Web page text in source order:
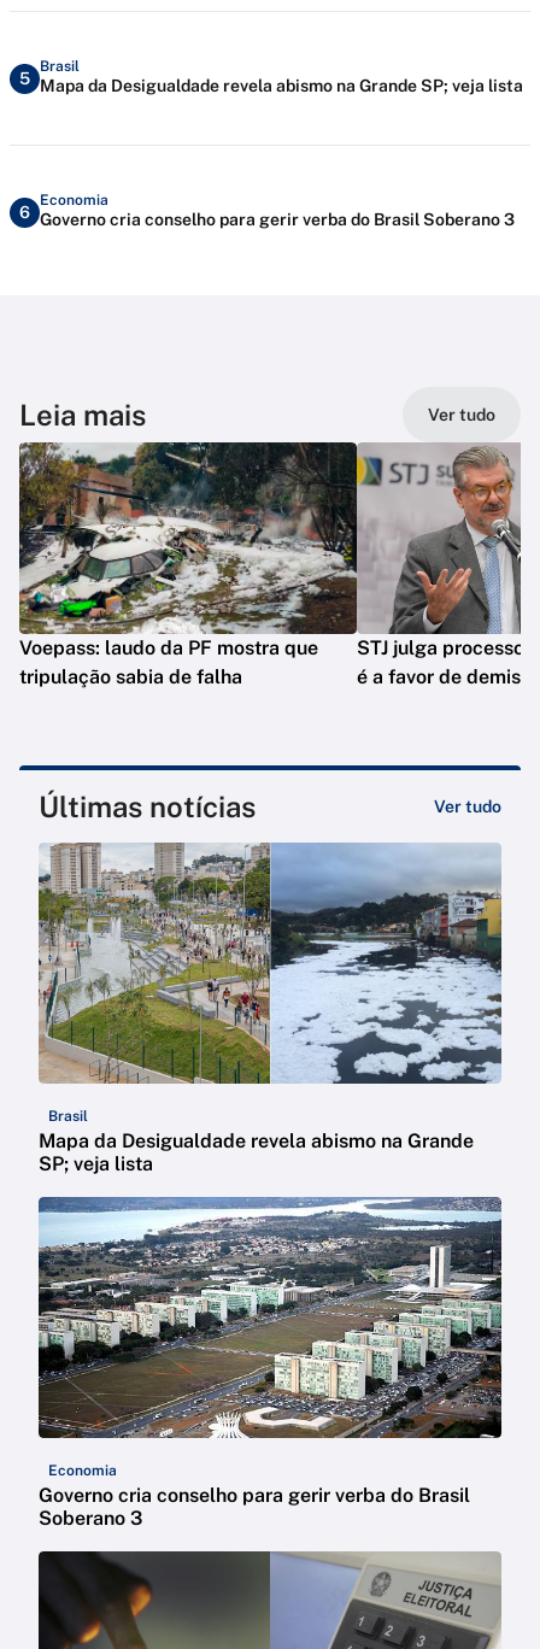
5
Brasil
Mapa da Desigualdade revela abismo na Grande SP; veja lista
6
Economia
Governo cria conselho para gerir verba do Brasil Soberano 3
Leia mais Ver tudo
Voepass: laudo da PF mostra que
tripulação sabia de falha
STJ julga processo
é a favor de
Últimas notícias Ver tudo
Brasil
Mapa da Desigualdade revela abismo na Grande
SP; veja lista
Economia
Governo cria conselho para gerir verba do Brasil
Soberano 3